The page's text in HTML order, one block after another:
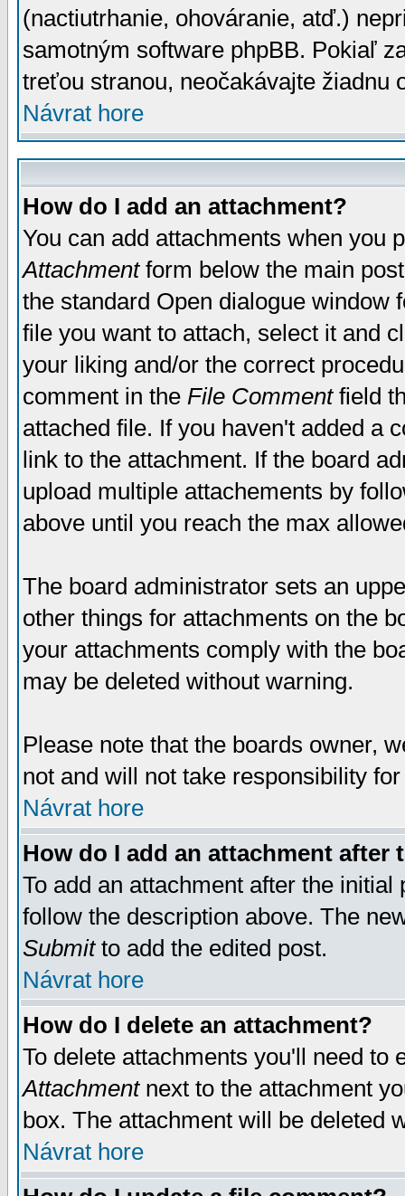
(nactiutrhanie, ohováranie, atď.)
samotným software phpBB. Pokiaľ
treťou stranou, neočakávajte žiadnu
Návrat hore
How do I add an attachment?
You can add attachments when you
Attachmentform below the main
the standard Open dialogue window
file you want to attach, select it and
your liking and/or the correct
comment in the File Commentfield
attached file. If you haven't added a
link to the attachment. If the board
upload multiple attachements by
above until you reach the max
The board administrator sets an
other things for attachments on the
your attachments comply with the
may be deleted without warning.
Please note that the boards owner,
not and will not take responsibility
Návrat hore
How do I add an attachment after
To add an attachment after the
follow the description above. The
Submitto add the edited post.
Návrat hore
How do I delete an attachment?
To delete attachments you'll need
Attachmentnext to the attachment
box. The attachment will be deleted
Návrat hore